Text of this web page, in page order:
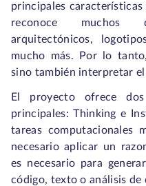
principales
reconoce muchos
arquitectónicos,
mucho más. Por lo
sino también interpretar
El proyecto ofrece
principales: Thinking e
tareas computacionales
necesario aplicar un
es necesario para
código, texto o análisis de